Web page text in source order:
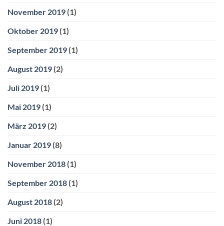
November 2019 (1)
Oktober 2019 (1)
September 2019 (1)
August 2019 (2)
Juli 2019 (1)
Mai 2019 (1)
März 2019 (2)
Januar 2019 (8)
November 2018 (1)
September 2018 (1)
August 2018 (2)
Juni 2018 (1)